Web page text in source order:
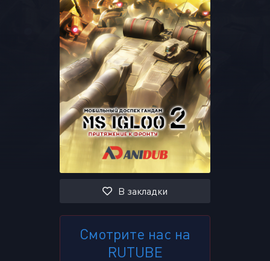
Запомнить
ВОЙТИ НА САЙТ
Регистрация Восстановить пароль
Или войти через
В закладки
Смотрите нас на
RUTUBE